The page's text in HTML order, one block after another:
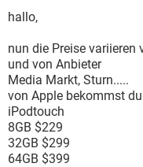
hallo,
nun die Preise variieren
und von Anbieter
Media Markt, Sturn.....
von Apple bekommst
iPodtouch
8GB $229
32GB $299
64GB $399